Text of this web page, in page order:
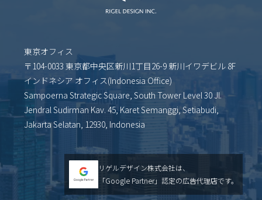
東京オフィス
〒104-0033 東京都中央区新川1丁目26-9 新川イワデビル 8F
インドネシア オフィス(Indonesia Office)
Sampoerna Strategic Square, South Tower Level 30 Jl.
Jendral Sudirman Kav. 45, Karet Semanggi, Setiabudi,
Jakarta Selatan, 12930, Indonesia
リゲルデザイン株式会社は、
「Google Partner」認定の広告代理店です。